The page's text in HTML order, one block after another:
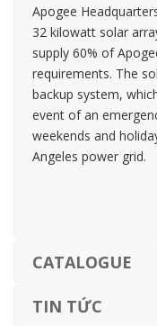
Apogee
32 kilowatt solar
supply 60% of
requirements. The
backup system,
event of an
weekends and
Angeles power grid.
CATALOGUE
TIN TỨC